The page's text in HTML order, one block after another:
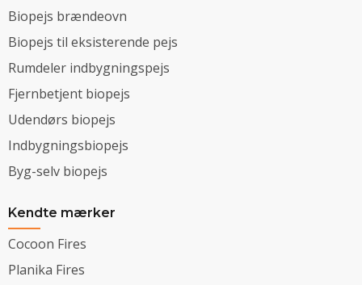
Biopejs brændeovn
Biopejs til eksisterende pejs
Rumdeler indbygningspejs
Fjernbetjent biopejs
Udendørs biopejs
Indbygningsbiopejs
Byg-selv biopejs
Kendte mærker
Cocoon Fires
Planika Fires